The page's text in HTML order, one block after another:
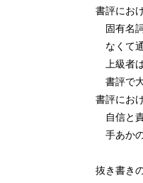
書評にお
固有名
なくて
上級者
書評で
書評にお
自信と
手あか
抜き書き